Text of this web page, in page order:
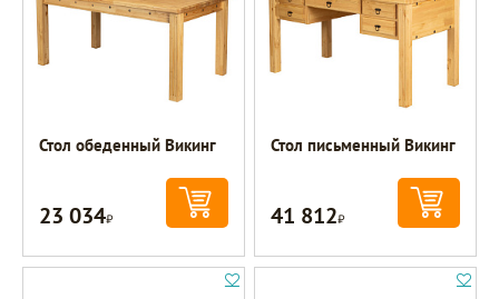
Стол обеденный Викинг
23 034Р
Стол письменный Викинг
41 812Р